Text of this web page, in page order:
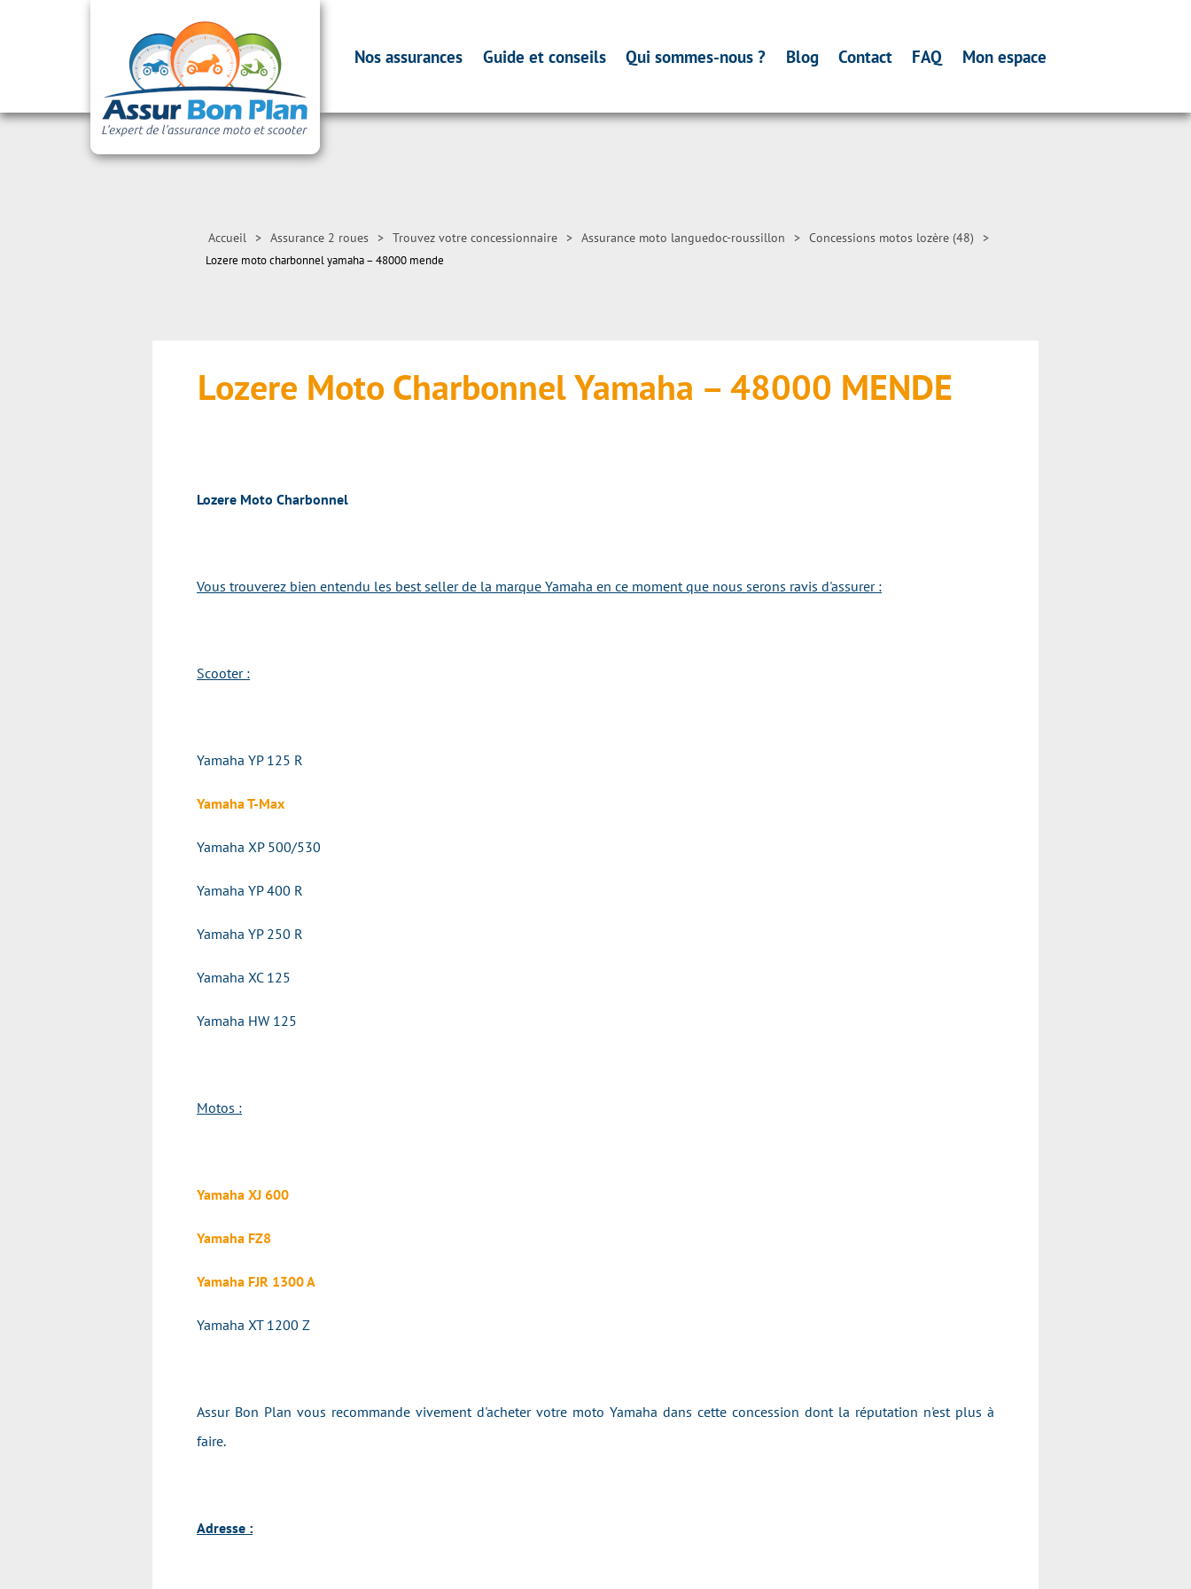
Nos assurances Guide et conseils Qui sommes-nous ? Blog Contact FAQ Mon espace
Accueil > Assurance 2 roues > Trouvez votre concessionnaire > Assurance moto languedoc-roussillon > Concessions motos lozère (48) >
Lozere moto charbonnel yamaha – 48000 mende
Lozere Moto Charbonnel Yamaha – 48000 MENDE
Lozere Moto Charbonnel
Vous trouverez bien entendu les best seller de la marque Yamaha en ce moment que nous serons ravis d'assurer :
Scooter :
Yamaha YP 125 R
Yamaha T-Max
Yamaha XP 500/530
Yamaha YP 400 R
Yamaha YP 250 R
Yamaha XC 125
Yamaha HW 125
Motos :
Yamaha XJ 600
Yamaha FZ8
Yamaha FJR 1300 A
Yamaha XT 1200 Z
Assur Bon Plan vous recommande vivement d'acheter votre moto Yamaha dans cette concession dont la réputation n'est plus à
faire.
Adresse :